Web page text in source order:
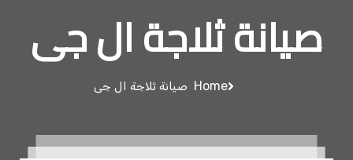
صيانة ثلاجة ال جى
Home صيانة ثلاجة ال جى